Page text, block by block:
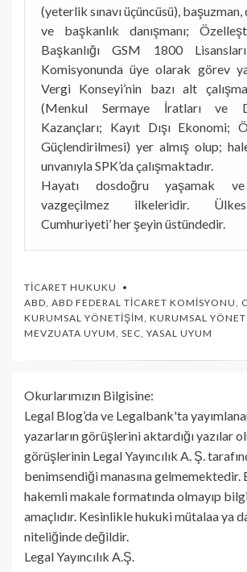
(yeterlik sınavı üçüncüsü),
ve başkanlık danışmanı;
Başkanlığı GSM 1800
Komisyonunda üye olarak görev
Vergi Konseyi’nin bazı alt
(Menkul Sermaye İratları ve
Kazançları; Kayıt Dışı Ekonomi;
Güçlendirilmesi) yer almış olup;
unvanıyla SPK’da çalışmaktadır.
Hayatı dosdoğru yaşamak ve
vazgeçilmez ilkeleridir.
Cumhuriyeti’ her şeyin üstündedir.
TICARET HUKUKU
ABD ABD FEDERAL TICARET KOMISYONU
KURUMSAL YÖNETIŞIM KURUMSAL
MEVZUATA UYUM SEC YASAL UYUM
Okurlarımızın Bilgisine:
Legal Blog’da ve Legalbank'ta
yazarların görüşlerini aktardığı yazılar
görüşlerinin Legal Yayıncılık A. Ş.
benimsendiği manasına gelmemektedir.
hakemli makale formatında olmayıp
amaçlıdır. Kesinlikle hukuki mütalaa ya
niteliğinde değildir.
Legal Yayıncılık A.Ş.